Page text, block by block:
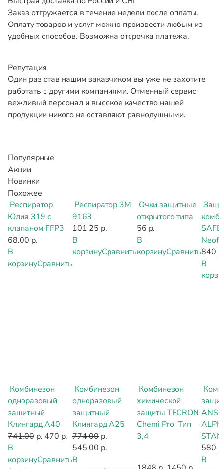
Заказ отгружается в течение недели после оплаты.
Оплату товаров и услуг можно произвести любым из
удобных способов. Возможна отсрочка платежа.
Репутация
Один раз став нашим заказчиком вы уже не захотите
работать с другими компаниями. Отменный сервис,
вежливый персонал и высокое качество нашей
продукции никого не оставляют равнодушными.
Популярные
Акции
Новинки
Похожее
Респиратор
Юлия 319 с
клапаном FFP3
68.00 р.
В
корзинуСравнить
Респиратор 3М
9163
101.25 р.
В
корзинуСравнить
Очки защитные
открытого типа
56 р.
В
корзинуСравнить840
В
Комбинезон
одноразовый
защитный
Клингард А40
741.00 р. 470 р.
В
корзинуСравнить
Комбинезон
одноразовый
защитный
Клингард А25
774.00 р.
545.00 р.
В
Комбинезон
химической
защиты TECRON
Chemi Pro, Тип
3,4
580
В